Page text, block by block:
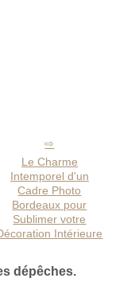
Le Charme
Intemporel d'un
Cadre Photo
Bordeaux pour
Sublimer votre
Intérieure
dépêches.